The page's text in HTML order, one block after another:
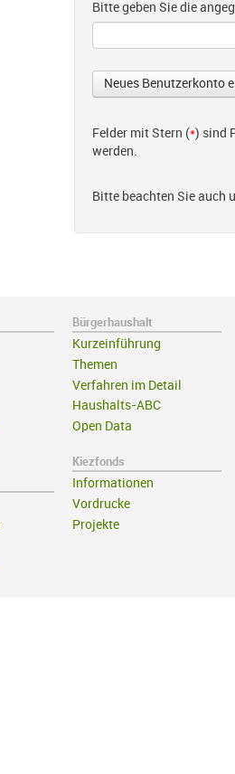
Bitte geben Sie die
Felder mit Stern (*) sind
werden.
Bitte beachten Sie auch
Bürgerhaushalt
Kurzeinführung
Themen
Verfahren im Detail
Haushalts-ABC
Open Data
Kiezfonds
Informationen
Vordrucke
Projekte